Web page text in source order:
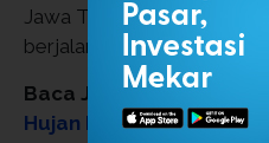
Jawa Tengah lainnya.
berjalan lancar tanpa
Baca Juga:Cuaca
Hujan Ringan Dominasi,